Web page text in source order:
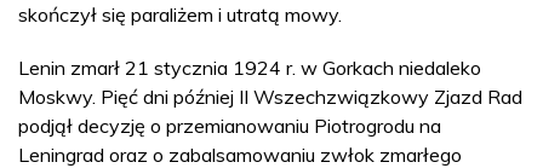
skończył się paraliżem i utratą mowy.
Lenin zmarł 21 stycznia 1924 r. w Gorkach niedaleko
Moskwy. Pięć dni później II Wszechzwiązkowy Zjazd Rad
podjął decyzję o przemianowaniu Piotrogrodu na
Leningrad oraz o zabalsamowaniu zwłok zmarłego